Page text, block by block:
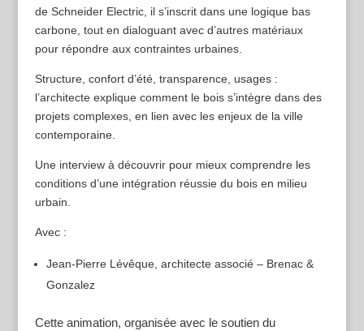
de Schneider Electric, il s’inscrit dans une logique bas
carbone, tout en dialoguant avec d’autres matériaux
pour répondre aux contraintes urbaines.
Structure, confort d’été, transparence, usages :
l’architecte explique comment le bois s’intègre dans des
projets complexes, en lien avec les enjeux de la ville
contemporaine.
Une interview à découvrir pour mieux comprendre les
conditions d’une intégration réussie du bois en milieu
urbain.
Avec :
Jean-Pierre Lévêque, architecte associé – Brenac &
Gonzalez
Cette animation, organisée avec le soutien du